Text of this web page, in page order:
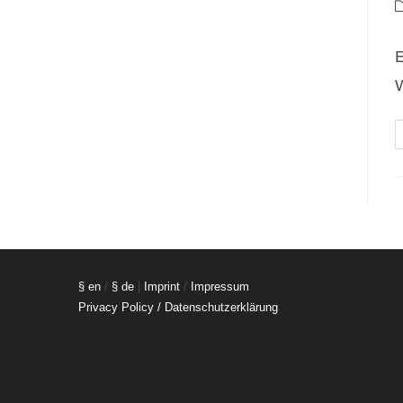
§ en / § de | Imprint / Impressum
Privacy Policy / Datenschutzerklärung